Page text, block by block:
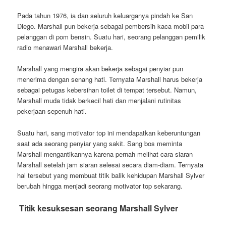
Pada tahun 1976, ia dan seluruh keluarganya pindah ke San
Diego. Marshall pun bekerja sebagai pembersih kaca mobil para
pelanggan di pom bensin. Suatu hari, seorang pelanggan pemilik
radio menawari Marshall bekerja.
Marshall yang mengira akan bekerja sebagai penyiar pun
menerima dengan senang hati. Ternyata Marshall harus bekerja
sebagai petugas kebersihan toilet di tempat tersebut. Namun,
Marshall muda tidak berkecil hati dan menjalani rutinitas
pekerjaan sepenuh hati.
Suatu hari, sang motivator top ini mendapatkan keberuntungan
saat ada seorang penyiar yang sakit. Sang bos meminta
Marshall mengantikannya karena pernah melihat cara siaran
Marshall setelah jam siaran selesai secara diam-diam. Ternyata
hal tersebut yang membuat titik balik kehidupan Marshall Sylver
berubah hingga menjadi seorang motivator top sekarang.
Titik kesuksesan seorang Marshall Sylver